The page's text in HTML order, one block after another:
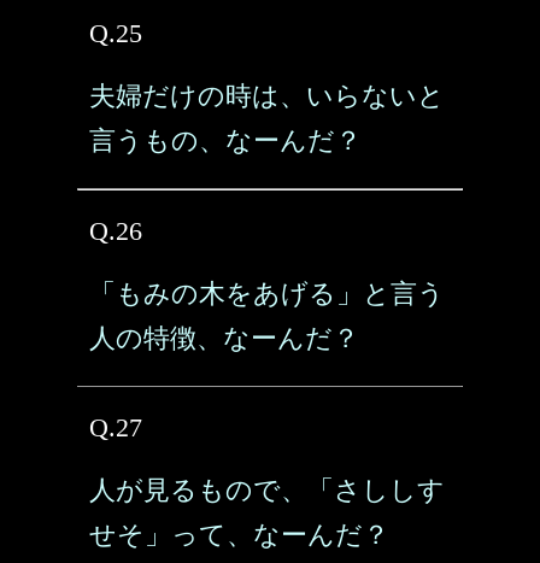
Q.25
夫婦だけの時は、いらないと
言うもの、なーんだ？
Q.26
「もみの木をあげる」と言う
人の特徴、なーんだ？
Q.27
人が見るもので、「さししす
せそ」って、なーんだ？